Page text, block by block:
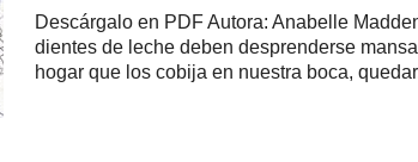
Descárgalo en PDF Autora: Anabelle
dientes de leche deben desprenderse
hogar que los cobija en nuestra boca,